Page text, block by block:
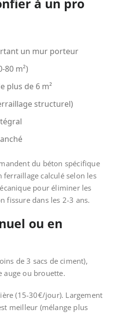
à un pro
un mur porteur
80 m²)
plus de 6 m²
structurel)
du béton spécifique
calculé selon les
pour éliminer les
fissure dans les 2-3 ans.
ou en
de 3 sacs de ciment),
auge ou brouette.
(15-30€/jour). Largement
meilleur (mélange plus